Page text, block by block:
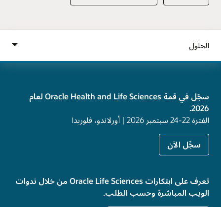
سجّل في قمة Oracle Health and Life Sciences لعام
2026.
الفترة 22-24 سبتمبر 2026 | أورلاندو، فلوريدا
سجِّل الآن
تعرف على ابتكارات Oracle Life Sciences من خلال ندوات
الويب المباشرة وحسب الطلب.